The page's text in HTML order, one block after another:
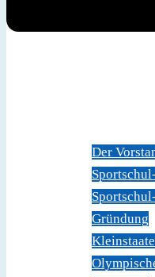
Der
Gründung